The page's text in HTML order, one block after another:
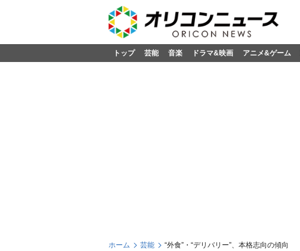
トップ 芸能 音楽 ドラマ&映画 アニメ&ゲーム
ホーム 芸能 “外食”・“デリバリー”、本格志向の傾向